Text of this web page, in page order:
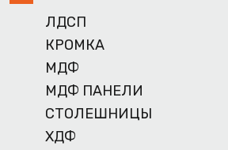
ЛДСП
КРОМКА
МДФ
МДФ ПАНЕЛИ
СТОЛЕШНИЦЫ
ХДФ